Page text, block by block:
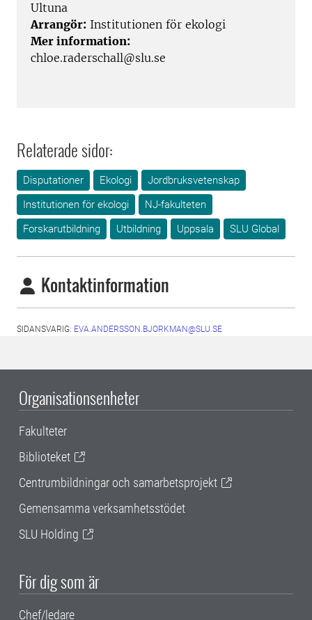
Ultuna
Arrangör: Institutionen för ekologi
Mer information:
chloe.raderschall@slu.se
Relaterade sidor:
Disputationer Ekologi
Jordbruksvetenskap
Institutionen för ekologi
NJ-fakulteten
Forskarutbildning
Utbildning Uppsala SLU Global
Kontaktinformation
SIDANSVARIG: EVA.ANDERSSON.BJORKMAN@SLU.SE
Organisationsenheter
Fakulteter
Biblioteket
Centrumbildningar och samarbetsprojekt
Gemensamma verksamhetsstödet
SLU Holding
För dig som är
Chef/ledare